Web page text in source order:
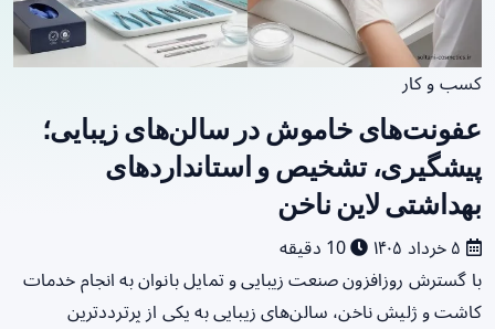
کسب و کار
عفونت‌های خاموش در سالن‌های زیبایی؛
پیشگیری، تشخیص و استانداردهای
بهداشتی لاین ناخن
10 دقیقه
با گسترش روزافزون صنعت زیبایی و تمایل بانوان به انجام خدمات
کاشت و ژلیش ناخن، سالن‌های زیبایی به یکی از پرترددترین